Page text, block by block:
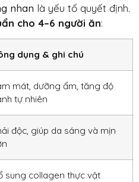
nhan là yếu tố quyết định.
cho 4–6 người ăn:
dụng & ghi chú
mát, dưỡng ẩm, tăng độ
tự nhiên
độc, giúp da sáng và mịn
sung collagen thực vật